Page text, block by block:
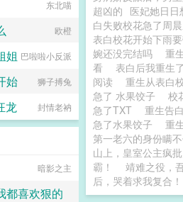
超凶的 医妃她日日
白失败校花急了周
表白校花开始下雨
婉还没完结吗
重
看
表白后我重生了
阅读
重生从表白
急了 水果饺子
校
急了TXT
重生告白
急了水果饺子
重
第一老六的身份瞒
山上，皇室公主疯
霸！
靖难之役，
后，哭着求我复合！
东北喵
欧橙
姐 巴啦啦小反派
始 狮子搏兔
龙 封情老衲
暗影之主
都喜欢狠的